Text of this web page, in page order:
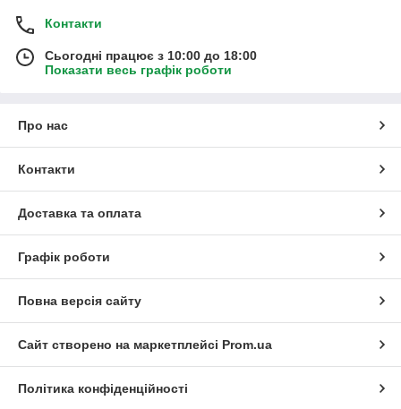
Контакти
Сьогодні працює з 10:00 до 18:00
Показати весь графік роботи
Про нас
Контакти
Доставка та оплата
Графік роботи
Повна версія сайту
Сайт створено на маркетплейсі Prom.ua
Політика конфіденційності